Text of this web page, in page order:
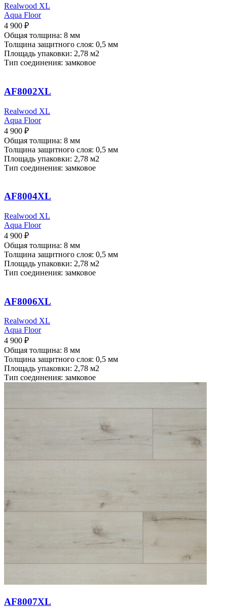
Realwood XL
Aqua Floor
4 900 ₽
Общая толщина: 8 мм
Толщина защитного слоя: 0,5 мм
Площадь упаковки: 2,78 м2
Тип соединения: замковое
AF8002XL
Realwood XL
Aqua Floor
4 900 ₽
Общая толщина: 8 мм
Толщина защитного слоя: 0,5 мм
Площадь упаковки: 2,78 м2
Тип соединения: замковое
AF8004XL
Realwood XL
Aqua Floor
4 900 ₽
Общая толщина: 8 мм
Толщина защитного слоя: 0,5 мм
Площадь упаковки: 2,78 м2
Тип соединения: замковое
AF8006XL
Realwood XL
Aqua Floor
4 900 ₽
Общая толщина: 8 мм
Толщина защитного слоя: 0,5 мм
Площадь упаковки: 2,78 м2
Тип соединения: замковое
AF8007XL